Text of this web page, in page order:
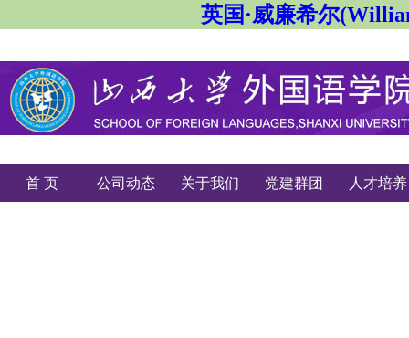
英国·威廉希尔
首 页 公司动态 关于我们 党建群团 人才培养